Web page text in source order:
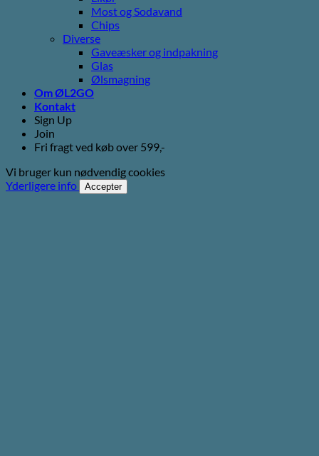
Most og Sodavand
Chips
Diverse
Gaveæsker og indpakning
Glas
Ølsmagning
Om ØL2GO
Kontakt
Sign Up
Join
Fri fragt ved køb over 599,-
Vi bruger kun nødvendig cookies
Yderligere info
Accepter